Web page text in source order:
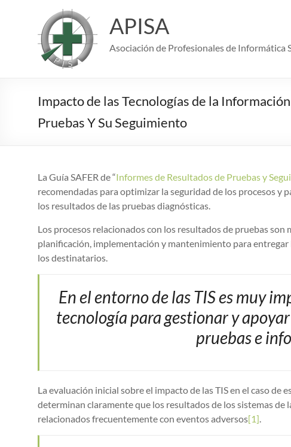
APISA
Asociación de Profesionales de Informática
Impacto de las Tecnologías de la
Pruebas Y Su Seguimiento
La Guía SAFER de “Informes de Resultados de Pruebas y
recomendadas para optimizar la seguridad de los procesos y
los resultados de las pruebas diagnósticas.
Los procesos relacionados con los resultados de pruebas son
planificación, implementación y mantenimiento para
los destinatarios.
En el entorno de las TIS es muy
tecnología para gestionar y
pruebas e
La evaluación inicial sobre el impacto de las TIS en el caso
determinan claramente que los resultados de los sistemas de
relacionados frecuentemente con eventos adversos[1].